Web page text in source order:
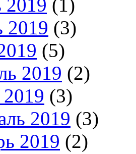
(1)
(3)
(5)
2019 (2)
(3)
2019 (3)
2019 (2)